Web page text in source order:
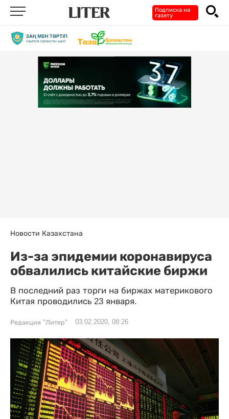
Подписка на
газету
Новости Казахстана
Из-за эпидемии коронавируса
обвалились китайские биржи
В последний раз торги на биржах материкового
Китая проводились 23 января.
Редакция "Литер" 03.02.2020, 08:26